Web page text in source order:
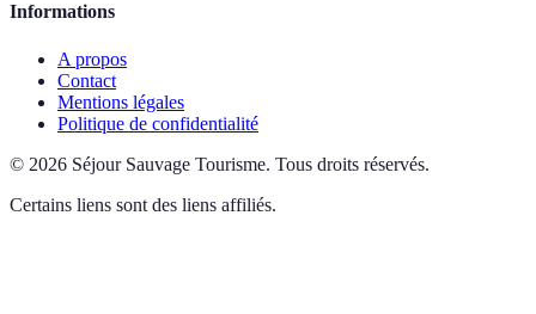
Informations
A propos
Contact
Mentions légales
Politique de confidentialité
© 2026 Séjour Sauvage Tourisme. Tous droits réservés.
Certains liens sont des liens affiliés.